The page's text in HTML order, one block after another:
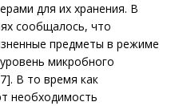
для их хранения. В
сообщалось, что
предметы в режиме
микробного
В то время как
необходимость